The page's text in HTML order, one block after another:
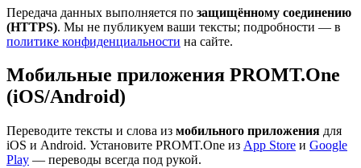
Передача данных выполняется по защищённому соединению
(HTTPS). Мы не публикуем ваши тексты; подробности — в
политике конфиденциальности на сайте.
Мобильные приложения PROMT.One
(iOS/Android)
Переводите тексты и слова из мобильного приложения для
iOS и Android. Установите PROMT.One из App Store и Google
Play — переводы всегда под рукой.